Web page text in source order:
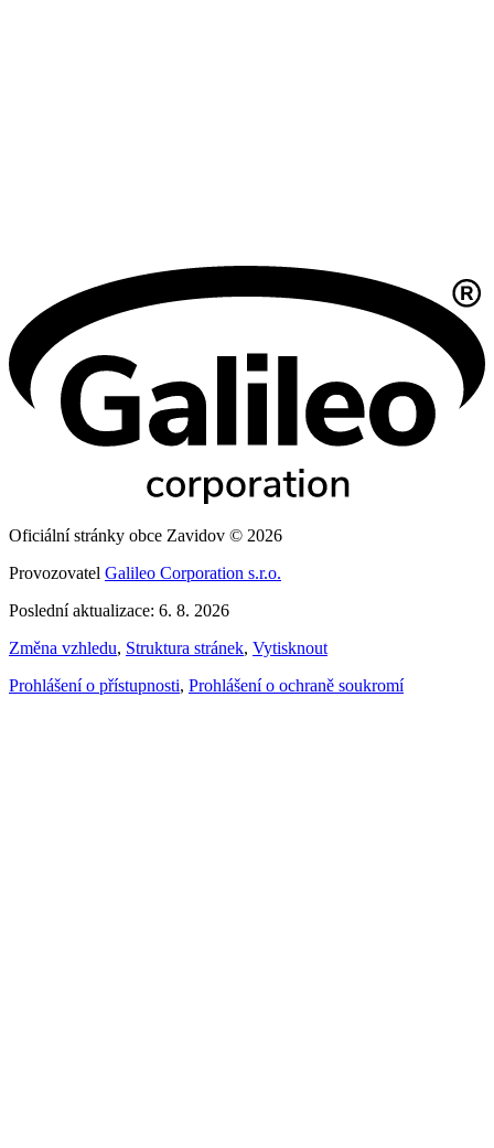
Oficiální stránky obce Zavidov © 2026
Provozovatel Galileo Corporation s.r.o.
Poslední aktualizace: 6. 8. 2026
Změna vzhledu, Struktura stránek, Vytisknout
Prohlášení o přístupnosti, Prohlášení o ochraně soukromí